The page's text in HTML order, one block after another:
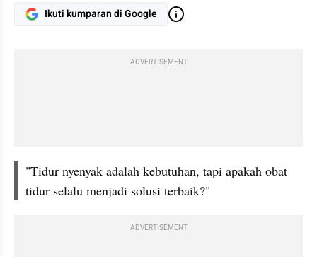
Ikuti kumparan di Google
ADVERTISEMENT
"Tidur nyenyak adalah kebutuhan, tapi apakah obat
tidur selalu menjadi solusi terbaik?"
ADVERTISEMENT